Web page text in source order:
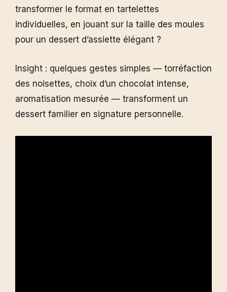
transformer le format en tartelettes
individuelles, en jouant sur la taille des moules
pour un dessert d’assiette élégant ?
Insight : quelques gestes simples — torréfaction
des noisettes, choix d’un chocolat intense,
aromatisation mesurée — transforment un
dessert familier en signature personnelle.